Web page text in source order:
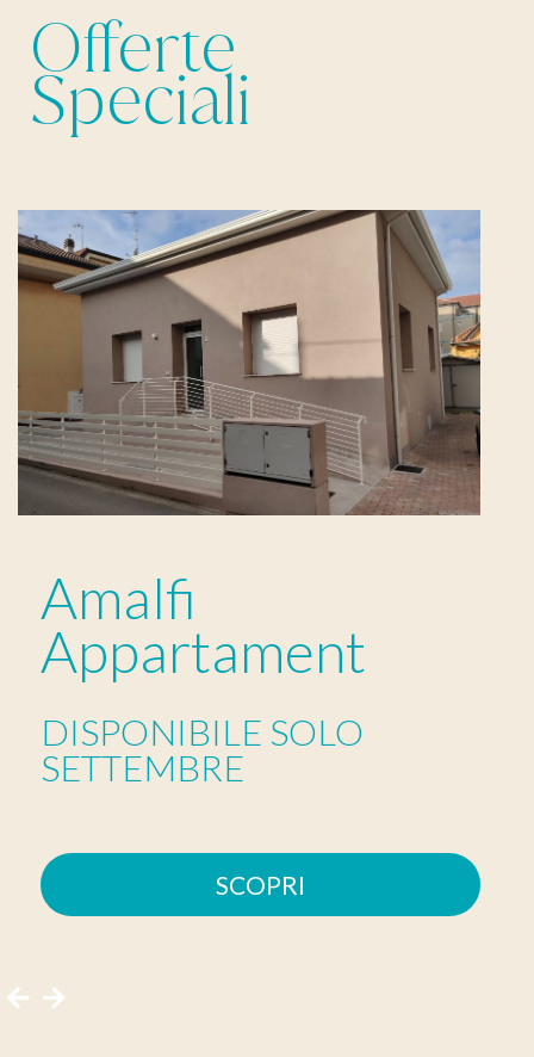
Offerte
Speciali
Amalfi
Appartament
DISPONIBILE SOLO
SETTEMBRE
SCOPRI